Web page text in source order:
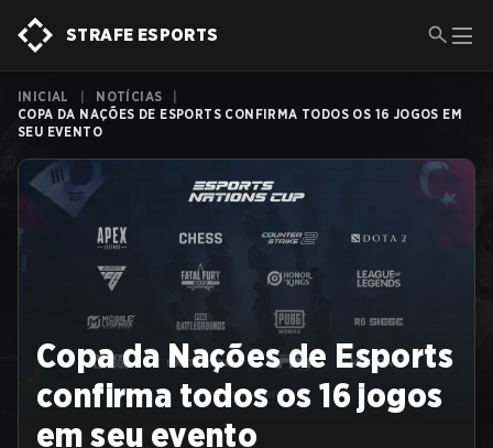
STRAFE ESPORTS
INICIAL NOTÍCIAS
COPA DA NAÇÕES DE ESPORTS CONFIRMA TODOS OS 16 JOGOS EM
SEU EVENTO
Copa da Nações de Esports
confirma todos os 16 jogos
em seu evento